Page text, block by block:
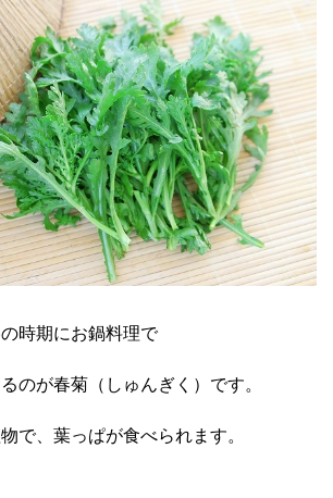
時期にお鍋料理で
のが春菊（しゅんぎく）です。
で、葉っぱが食べられます。